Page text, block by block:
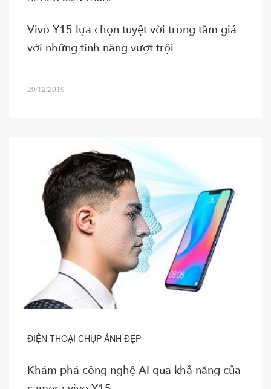
Vivo Y15 lựa chọn tuyệt vời trong tầm giá
với những tính năng vượt trội
20/12/2019
ĐIỆN THOẠI CHỤP ẢNH ĐẸP
Khám phá công nghệ AI qua khả năng của